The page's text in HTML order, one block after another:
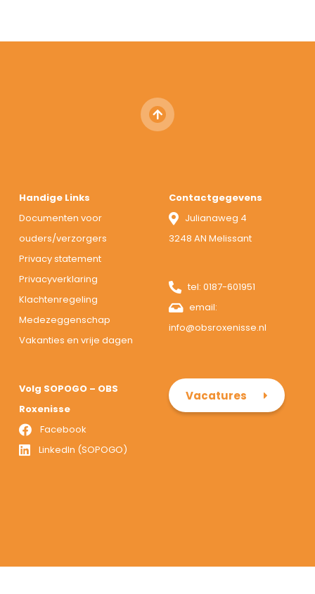
Handige Links
Documenten voor
ouders/verzorgers
Privacy statement
Privacyverklaring
Klachtenregeling
Medezeggenschap
Vakanties en vrije dagen
Contactgegevens
Julianaweg 4
3248 AN Melissant
tel:0187-601951
email:
info@obsroxenisse.nl
Volg SOPOGO – OBS
Roxenisse
Facebook
LinkedIn (SOPOGO)
Vacatures